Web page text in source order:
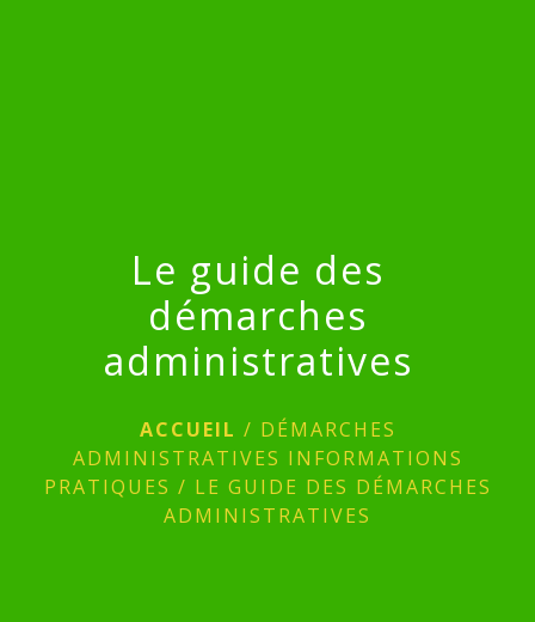
Le guide des
démarches
administratives
ACCUEIL / DÉMARCHES
ADMINISTRATIVES INFORMATIONS
PRATIQUES / LE GUIDE DES DÉMARCHES
ADMINISTRATIVES